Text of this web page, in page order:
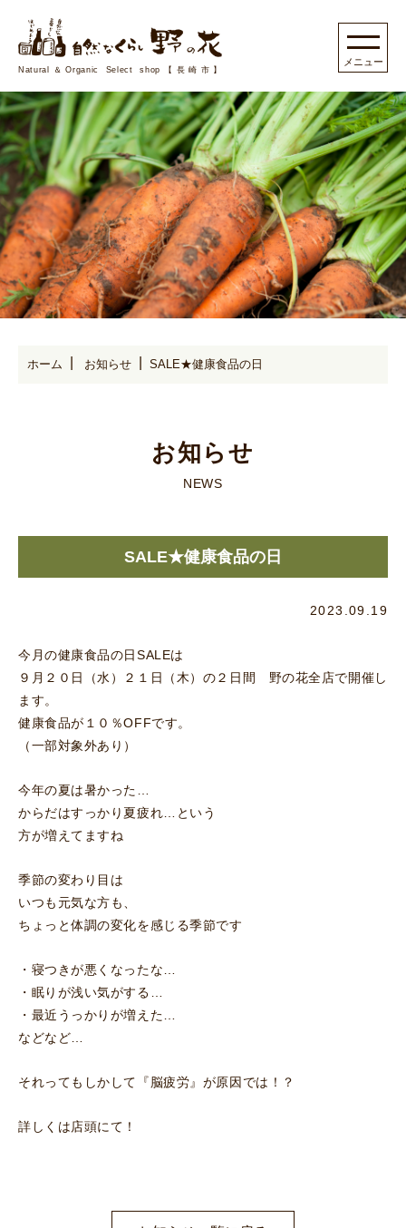
Natural＆Organic Select shop【長崎市】
ホーム お知らせ SALE★健康食品の日
お知らせ
NEWS
SALE★健康食品の日
2023.09.19
今月の健康食品の日SALEは
９月２０日（水）２１日（木）の２日間 野の花全店で開催し
ます。
健康食品が１０％OFFです。
（一部対象外あり）
今年の夏は暑かった…
からだはすっかり夏疲れ…という
方が増えてますね
季節の変わり目は
いつも元気な方も、
ちょっと体調の変化を感じる季節です
・寝つきが悪くなったな…
・眠りが浅い気がする…
・最近うっかりが増えた…
などなど…
それってもしかして『脳疲労』が原因では！？
詳しくは店頭にて！